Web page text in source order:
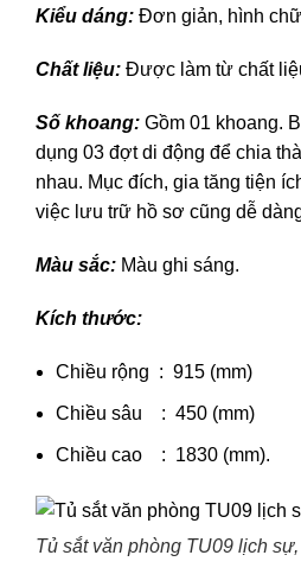
Kiểu dáng: Đơn giản, hình
Chất liệu: Được làm từ chất
Số khoang: Gồm 01 khoang.
dụng 03 đợt di động để chia
nhau. Mục đích, gia tăng tiện
việc lưu trữ hồ sơ cũng dễ
Màu sắc: Màu ghi sáng.
Kích thước:
Chiều rộng : 915 (mm)
Chiều sâu : 450 (mm)
Chiều cao : 1830 (mm).
Tủ sắt văn phòng TU09 lịch